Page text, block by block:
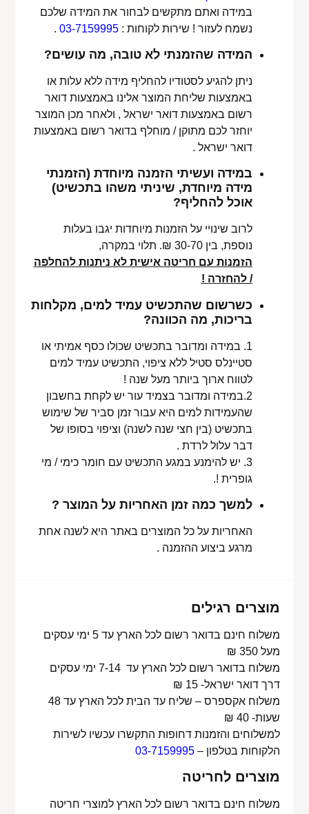
במידה ואתם מתקשים לבחור את המידה שלכם
נשמח לעזור ! שירות לקוחות : 03-7159995
.
המידה שהזמנתי לא טובה, מה עושים?
ניתן להגיע לסטודיו להחליף מידה ללא עלות או
באמצעות שליחת המוצר אלינו באמצעות דואר
רשום באמצעות דואר ישראל , ולאחר מכן המוצר
יוחזר לכם מתוקן / מוחלף בדואר רשום באמצעות
דואר ישראל .
במידה ועשיתי הזמנה מיוחדת (הזמנתי
מידה מיוחדת, שיניתי משהו בתכשיט)
אוכל להחליף?
לרוב שינויי על הזמנות מיוחדות יגבו בעלות
נוספת, בין 30-70 ₪. תלוי במקרה,
הזמנות עם חריטה אישית לא ניתנות להחלפה
/ להחזרה !
כשרשום שהתכשיט עמיד למים, מקלחות
בריכות, מה הכוונה?
1. במידה ומדובר בתכשיט שכולו כסף אמיתי או
סטיינלס סטיל ללא ציפוי, התכשיט עמיד למים
לטווח ארוך ביותר מעל שנה !
2.במידה ומדובר בצמיד עור יש לקחת בחשבון
שהעמידות למים היא עבור זמן סביר של שימוש
בתכשיט (בין חצי שנה לשנה) וציפוי בסופו של
דבר עלול לרדת .
3. יש להימנע במגע התכשיט עם חומר כימי / מי
גופרית !.
למשך כמה זמן האחריות על המוצר ?
האחריות על כל המוצרים באתר היא לשנה אחת
מרגע ביצוע ההזמנה .
מוצרים רגילים
משלוח חינם בדואר רשום לכל הארץ עד 5 ימי עסקים
מעל 350 ₪
משלוח בדואר רשום לכל הארץ עד 7-14 ימי עסקים
דרך דואר ישראל- 15 ₪
משלוח אקספרס – שליח עד הבית לכל הארץ עד 48
שעות- 40 ₪
למשלוחים והזמנות דחופות התקשרו עכשיו לשירות
הלקוחות בטלפון –03-7159995
מוצרים לחריטה
משלוח חינם בדואר רשום לכל הארץ למוצרי חריטה